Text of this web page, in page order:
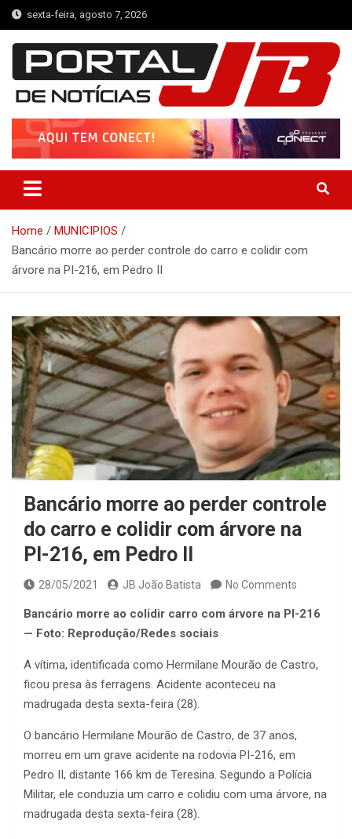
Skip
to
content
sexta-feira, agosto 7, 2026
Portal de Notícias JB
Notícias de Simplício Mendes e Região
Home
MUNICIPIOS
Bancário morre ao perder controle do carro e colidir com
árvore na PI-216, em Pedro II
Bancário morre ao perder controle
do carro e colidir com árvore na
PI-216, em Pedro II
28/05/2021 JB João Batista No Comments
Bancário morre ao colidir carro com árvore na PI-216
— Foto: Reprodução/Redes sociais
A vítima, identificada como Hermilane Mourão de Castro,
ficou presa às ferragens. Acidente aconteceu na
madrugada desta sexta-feira (28).
O bancário Hermilane Mourão de Castro, de 37 anos,
morreu em um grave acidente na rodovia PI-216, em
Pedro II, distante 166 km de Teresina. Segundo a Polícia
Militar, ele conduzia um carro e colidiu com uma árvore, na
madrugada desta sexta-feira (28).